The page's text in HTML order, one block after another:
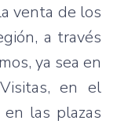
venta de los
a través
ya sea en
en el
las plazas